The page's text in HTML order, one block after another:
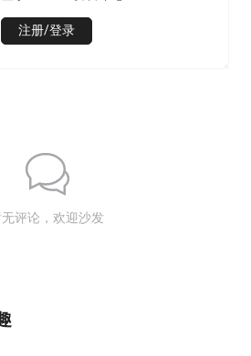
注册/登录
评论，欢迎沙发